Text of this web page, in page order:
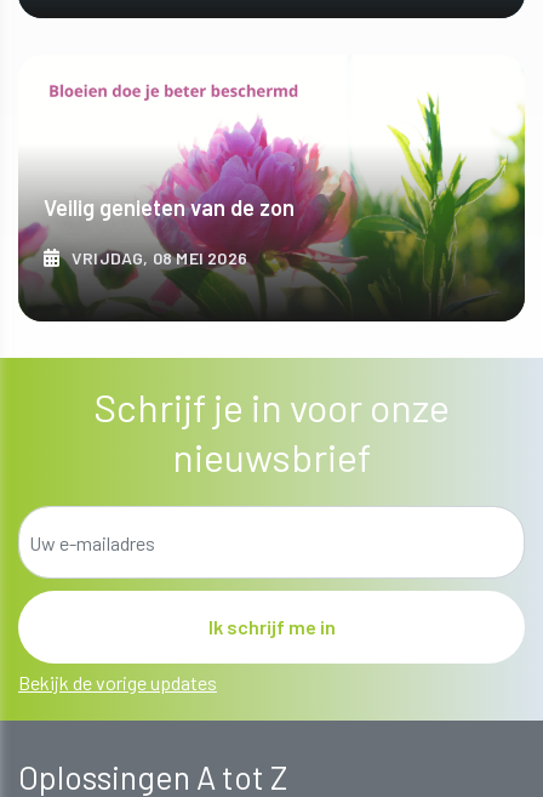
Veilig genieten van de zon
VRIJDAG, 08 MEI 2026
ONTDEK MEER
Schrijf je in voor onze
nieuwsbrief
Bekijk de vorige updates
Oplossingen A tot Z